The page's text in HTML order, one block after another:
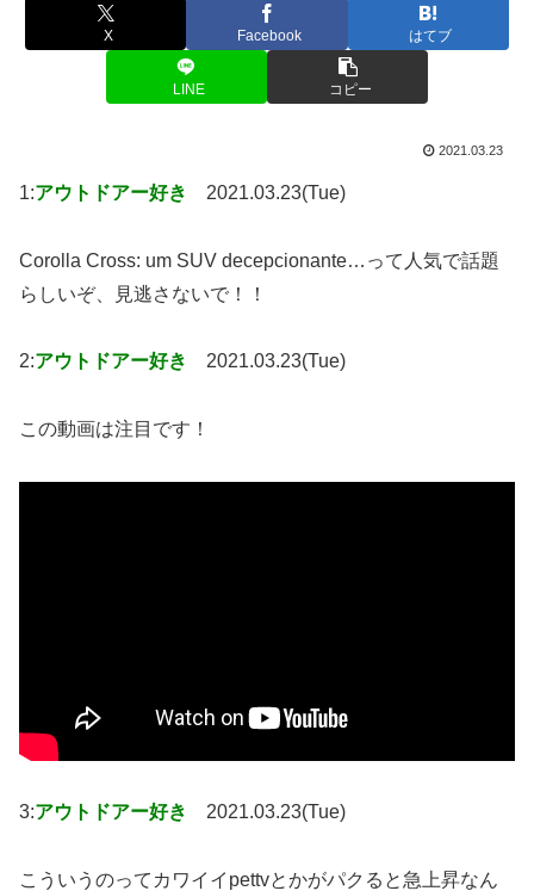
X Facebook はてブ
LINE コピー
2021.03.23
1:アウトドアー好き 2021.03.23(Tue)
Corolla Cross: um SUV decepcionante…って人気で話題
らしいぞ、見逃さないで！！
2:アウトドアー好き 2021.03.23(Tue)
この動画は注目です！
3:アウトドアー好き 2021.03.23(Tue)
こういうのってカワイイpettvとかがパクると急上昇なん